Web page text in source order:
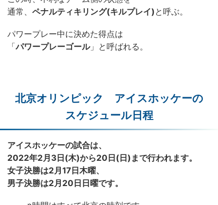
通常、 ペナルティキリング(キルプレイ) と呼ぶ。
パワープレー中に決めた得点は
「パワープレーゴール」と呼ばれる。
北京オリンピック アイスホッケーの
スケジュール日程
アイスホッケーの試合は、
2022年2月3日(木)から20日(日)まで行われます。
女子決勝は2月17日木曜、
男子決勝は2月20日日曜です。